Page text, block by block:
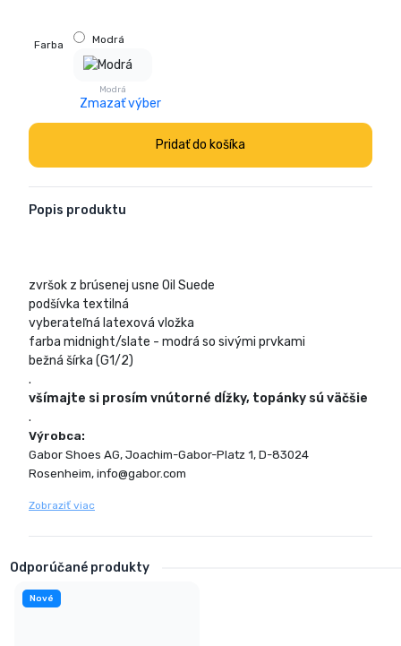
Farba Modrá
Modrá
Zmazať výber
množstvo
Pridať do košíka
Popis produktu
zvršok z brúsenej usne Oil Suede
podšívka textilná
vyberateľná latexová vložka
farba midnight/slate - modrá so sivými prvkami
bežná šírka (G1/2)
.
všímajte si prosím vnútorné dĺžky, topánky sú väčšie
.
Výrobca:
Gabor Shoes AG, Joachim-Gabor-Platz 1, D-83024
Rosenheim, info@gabor.com
Zobraziť viac
Odporúčané produkty
Nové